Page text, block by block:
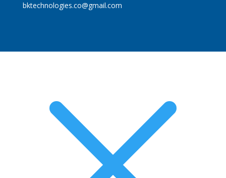
bktechnologies.co@gmail.com